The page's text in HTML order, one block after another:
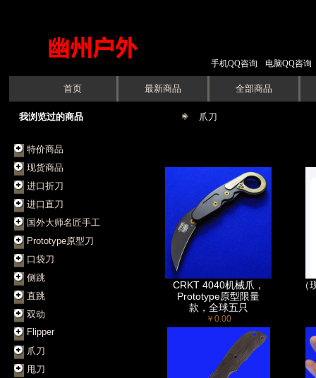
手机QQ咨询 电脑QQ咨询
首页 最新商品 全部商品
我浏览过的商品
特价商品
现货商品
进口折刀
进口直刀
国外大师名匠手工
Prototype原型刀
口袋刀
侧跳
直跳
双动
Flipper
爪刀
甩刀
爪刀
CRKT 4040机械爪，
Prototype原型限量
款，全球五只
￥0.00